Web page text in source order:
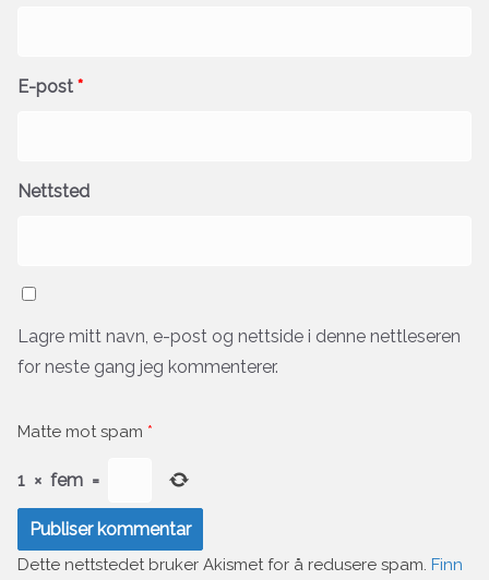
E-post *
Nettsted
Lagre mitt navn, e-post og nettside i denne nettleseren
for neste gang jeg kommenterer.
Matte mot spam *
1 × fem =
Dette nettstedet bruker Akismet for å redusere spam. Finn